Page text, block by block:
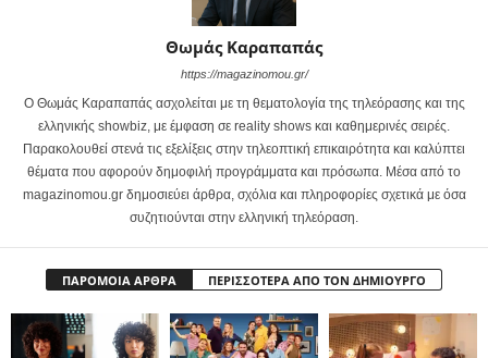
Θωμάς Καραπαπάς
https://magazinomou.gr/
Ο Θωμάς Καραπαπάς ασχολείται με τη θεματολογία της τηλεόρασης και της
ελληνικής showbiz, με έμφαση σε reality shows και καθημερινές σειρές.
Παρακολουθεί στενά τις εξελίξεις στην τηλεοπτική επικαιρότητα και καλύπτει
θέματα που αφορούν δημοφιλή προγράμματα και πρόσωπα. Μέσα από το
magazinomou.gr δημοσιεύει άρθρα, σχόλια και πληροφορίες σχετικά με όσα
συζητιούνται στην ελληνική τηλεόραση.
ΠΑΡΟΜΟΙΑ ΑΡΘΡΑ ΠΕΡΙΣΣΟΤΕΡΑ ΑΠΟ ΤΟΝ ΔΗΜΙΟΥΡΓΟ